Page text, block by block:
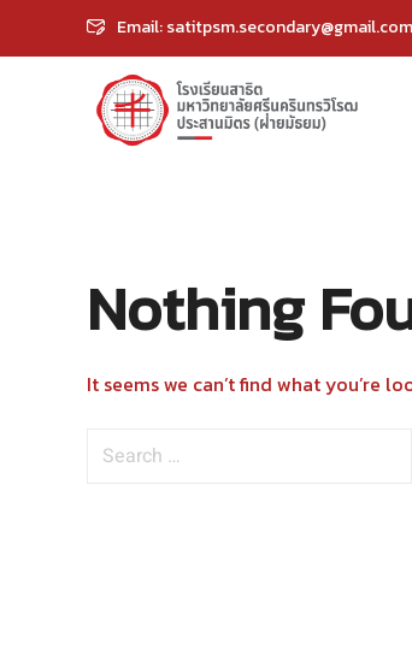
Email: satitpsm.secondary@gmail.com
Nothing
It seems we can’t find what you’re